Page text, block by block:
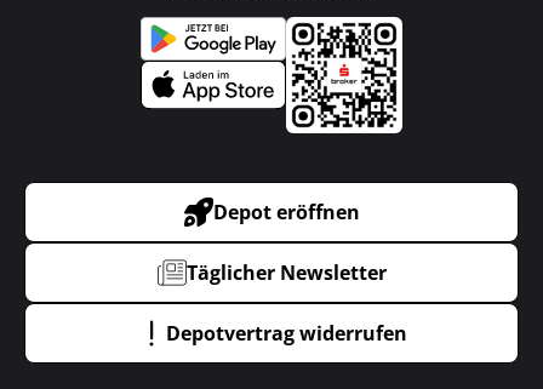
Depot eröffnen
Täglicher Newsletter
Depotvertrag widerrufen